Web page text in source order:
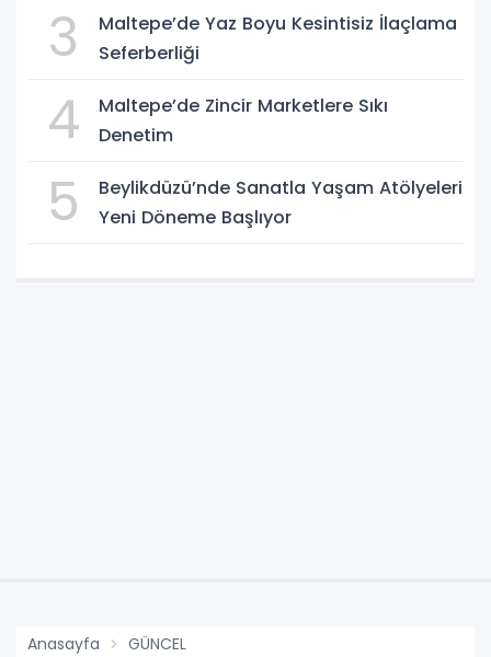
3
Maltepe’de Yaz Boyu Kesintisiz İlaçlama
Seferberliği
4
Maltepe’de Zincir Marketlere Sıkı
Denetim
5
Beylikdüzü’nde Sanatla Yaşam Atölyeleri
Yeni Döneme Başlıyor
Anasayfa GÜNCEL